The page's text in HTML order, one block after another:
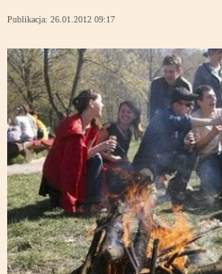
Publikacja: 26.01.2012 09:17